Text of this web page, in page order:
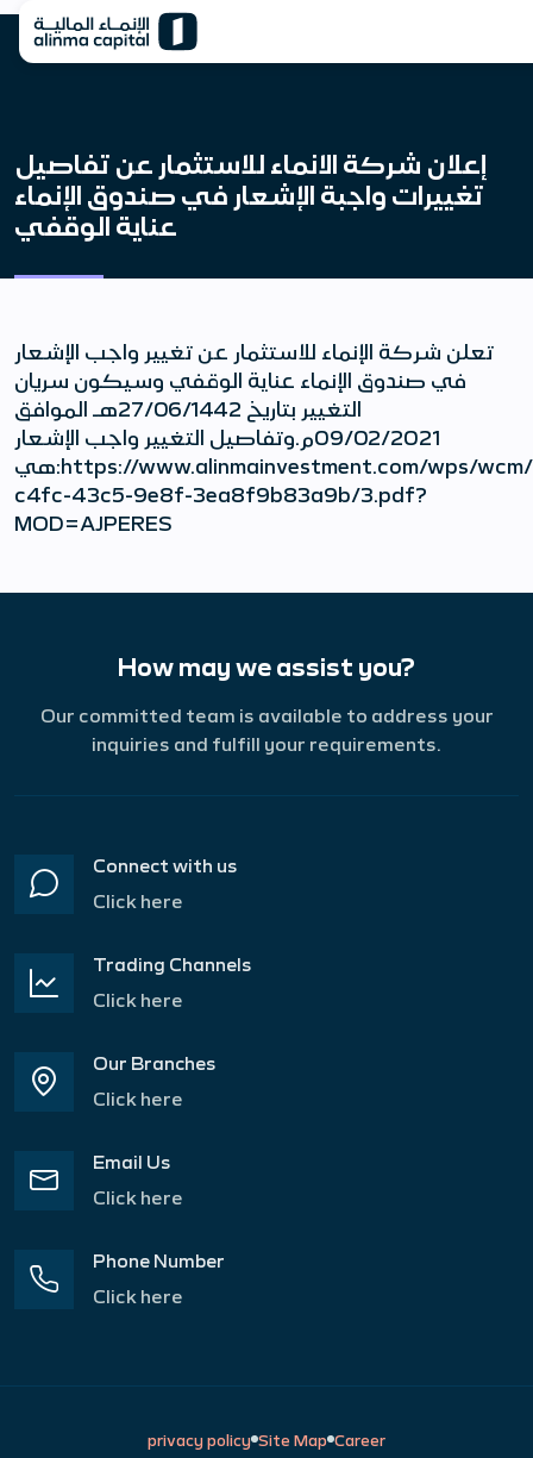
إعلان شركة الانماء للاستثمار عن تفاصيل
تغييرات واجبة الإشعار في صندوق الإنماء
عناية الوقفي
تعلن شركة الإنماء للاستثمار عن تغيير واجب الإشعار
في صندوق الإنماء عناية الوقفي وسيكون سريان
التغيير بتاريخ 27/06/1442هـ الموافق
09/02/2021م.وتفاصيل التغيير واجب الإشعار
هي:https://www.alinmainvestment.com/wps/wcm/connect/investmentNew/9189a08a-
c4fc-43c5-9e8f-3ea8f9b83a9b/3.pdf?
MOD=AJPERES
How may we assist you?
Our committed team is available to address your
inquiries and fulfill your requirements.
Connect with us
Click here
Trading Channels
Click here
Our Branches
Click here
Email Us
Click here
Phone Number
Click here
privacy policy Site Map Career